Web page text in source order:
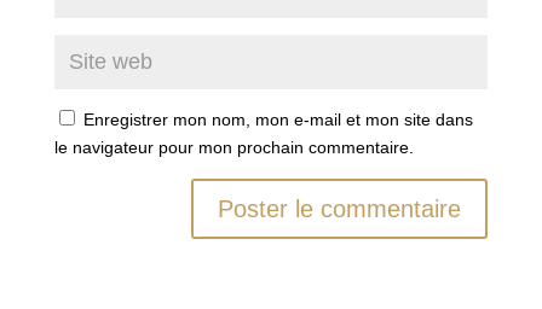
Enregistrer mon nom, mon e-mail et mon site dans
le navigateur pour mon prochain commentaire.